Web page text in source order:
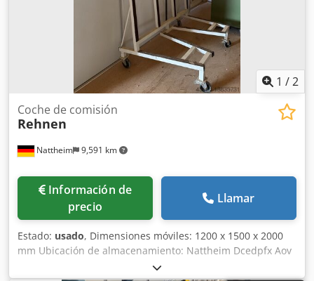
1 /2
Nattheim 9,591 km
Coche de comisión
Rehnen
Información de
precio
Llamar
Estado: usado, Dimensiones móviles: 1200 x 1500 x 2000
mm Ubicación de almacenamiento: Nattheim Dcedpfx Aov